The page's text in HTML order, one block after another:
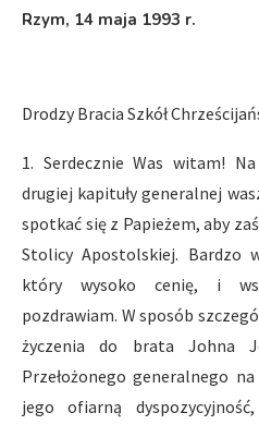
Rzym, 14 maja 1993 r.
Drodzy Bracia Szkół
1. Serdecznie Was witam!
drugiej kapituły generalnej
spotkać się z Papieżem, aby
Stolicy Apostolskiej. Bardzo
który wysoko cenię, i
pozdrawiam. W sposób
życzenia do brata Johna
Przełożonego generalnego
jego ofiarną